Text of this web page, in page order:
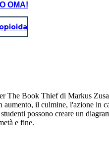
OMA!
The Book Thief di Markus
aumento, il culmine, l'azione in
possono creare un
e fine.